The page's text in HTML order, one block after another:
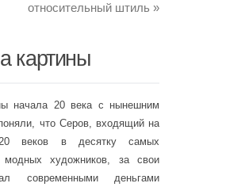
относительный штиль »
картины
начала 20 века с нынешним
что Серов, входящий на
веков в десятку самых
модных художников, за свои
современными деньгами